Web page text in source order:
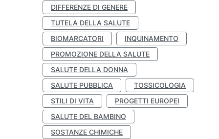
DIFFERENZE DI GENERE
TUTELA DELLA SALUTE
BIOMARCATORI
INQUINAMENTO
PROMOZIONE DELLA SALUTE
SALUTE DELLA DONNA
SALUTE PUBBLICA
TOSSICOLOGIA
STILI DI VITA
PROGETTI EUROPEI
SALUTE DEL BAMBINO
SOSTANZE CHIMICHE